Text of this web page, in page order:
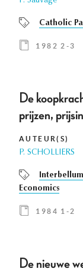
Catholic
1982 2-3
De
prijzen,
AUTEUR(S)
P. SCHOLLIERS
Interbellum
Economics
1984 1-2
De nieuwe